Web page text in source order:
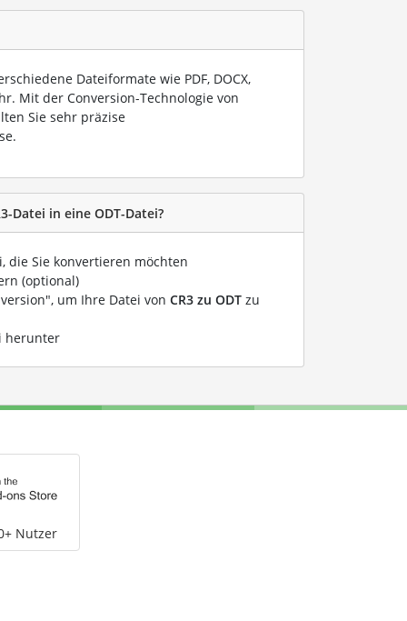
Dateiformate wie PDF, DOCX,
Mit der Conversion-Technologie von
Sie sehr präzise
Datei in eine ODT-Datei?
die Sie konvertieren möchten
(optional)
um Ihre Datei von CR3 zu ODT zu
herunter
Nutzer